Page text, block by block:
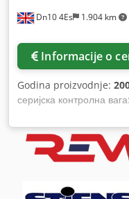
Dn10 4Es 1.904 km
Informacije o
Godina proizvodnje:
серијска контролна
оквир, тежина 600г -
Производ 300мм к
Codpfjdqapdox Aiderf